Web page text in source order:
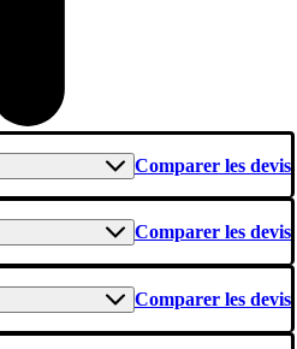
Comparer les devis
Comparer les devis
Comparer les devis